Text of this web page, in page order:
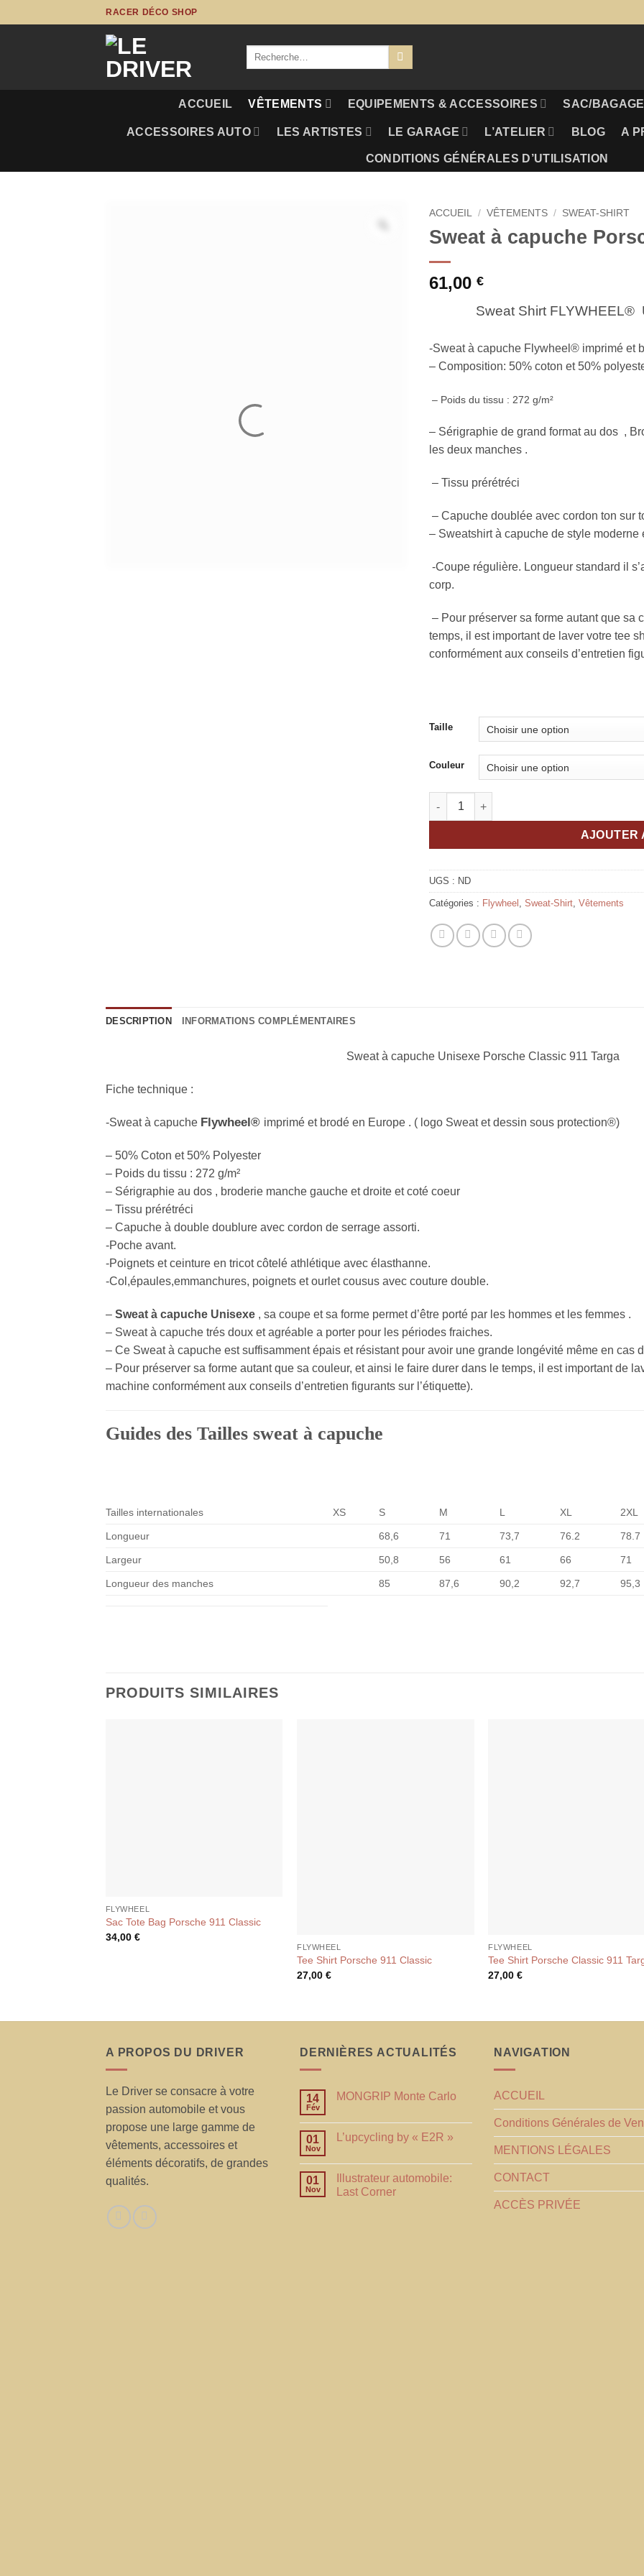
au
RACER DÉCO SHOP
Recherche
ACCUEIL VÊTEMENTS EQUIPEMENTS & ACCESSOIRES SAC/
ACCESSOIRES AUTO LES ARTISTES LE GARAGE L’ATELIER BLOG A
CONDITIONS GÉNÉRALES D’UTILISATION
ACCUEIL / VÊTEMENTS / SWEAT-SHIRT
Sweat à capuche
61,00 €
Sweat Shirt
-Sweat à capuche Flywheel® imprimé et
– Composition: 50% coton et 50%
– Poids du tissu : 272 g/m²
– Sérigraphie de grand format au dos ,
les deux manches .
– Tissu prérétréci
– Capuche doublée avec cordon ton sur
– Sweatshirt à capuche de style moderne
-Coupe régulière. Longueur standard il
corp.
– Pour préserver sa forme autant que sa
temps, il est important de laver votre tee
conformément aux conseils d’entretien
Taille
Couleur
quantité de Sweat à capuche Porsche
AJOUTER
UGS : ND
Catégories : Flywheel , Sweat-Shirt, Vêtements
DESCRIPTION INFORMATIONS COMPLÉMENTAIRES
Sweat à capuche Unisexe Porsche Classic 911 Targa
Fiche technique :
-Sweat à capuche Flywheel® imprimé et brodé en Europe . ( logo Sweat et dessin sous protection®)
– 50% Coton et 50% Polyester
– Poids du tissu : 272 g/m²
– Sérigraphie au dos , broderie manche gauche et droite et coté coeur
– Tissu prérétréci
– Capuche à double doublure avec cordon de serrage assorti.
-Poche avant.
-Poignets et ceinture en tricot côtelé athlétique avec élasthanne.
-Col,épaules,emmanchures, poignets et ourlet cousus avec couture double.
– Sweat à capuche Unisexe , sa coupe et sa forme permet d’être porté par les hommes et les femmes .
– Sweat à capuche trés doux et agréable a porter pour les périodes fraiches.
– Ce Sweat à capuche est suffisamment épais et résistant pour avoir une grande longévité même en cas
– Pour préserver sa forme autant que sa couleur, et ainsi le faire durer dans le temps, il est important de
machine conformément aux conseils d’entretien figurants sur l’étiquette).
Guides des Tailles sweat à capuche
Tailles internationales XS S M L XL 2XL
Longueur 68,6 71 73,7 76.2 78.7
Largeur 50,8 56 61 66 71
Longueur des manches 85 87,6 90,2 92,7 95,3
PRODUITS SIMILAIRES
FLYWHEEL
Sac Tote Bag Porsche 911 Classic
34,00 €
FLYWHEEL
Tee Shirt Porsche 911 Classic
27,00€
FLYWHEEL
Tee Shirt Porsche Classic 911
27,00€
A PROPOS DU DRIVER
Le Driver se consacre à votre
passion automobile et vous
propose une large gamme de
vêtements, accessoires et
éléments décoratifs, de grandes
qualités.
DERNIÈRES ACTUALITÉS
14
Fév
MONGRIP Monte Carlo
01
Nov
L’upcycling by « E2R »
01
Nov
Illustrateur automobile:
Last Corner
NAVIGATION
ACCUEIL
Conditions Générales de
MENTIONS LÉGALES
CONTACT
ACCÈS PRIVÉE